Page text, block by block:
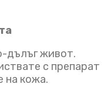
дълъг живот.
с препарат
на кожа.